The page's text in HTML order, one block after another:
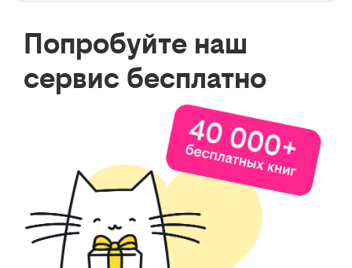
Попробуйте наш
сервис бесплатно